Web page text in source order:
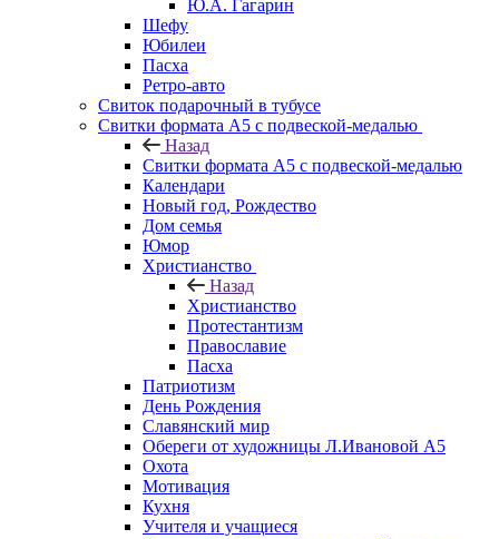
Ю.А. Гагарин
Шефу
Юбилеи
Пасха
Ретро-авто
Свиток подарочный в тубусе
Свитки формата А5 с подвеской-медалью
Назад
Свитки формата А5 с подвеской-медалью
Календари
Новый год, Рождество
Дом семья
Юмор
Христианство
Назад
Христианство
Протестантизм
Православие
Пасха
Патриотизм
День Рождения
Славянский мир
Обереги от художницы Л.Ивановой А5
Охота
Мотивация
Кухня
Учителя и учащиеся